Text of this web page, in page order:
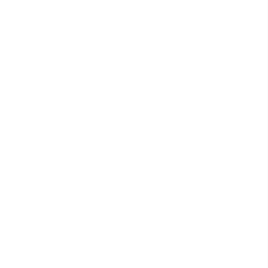
TRATTAMENTO DEI DATI PERSONALI
13 DEL REGOLAMENTO UE